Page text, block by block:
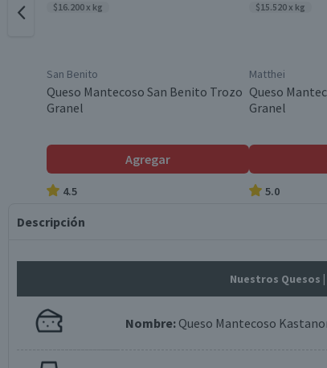
$16.200 x kg
San Benito
Queso Mantecoso San Benito Trozo
Granel
Agregar
4.5
$15.520 x kg
Matthei
Queso
Granel
5.0
Descripción
Nuestros Quesos
Nombre: Queso Mantecoso